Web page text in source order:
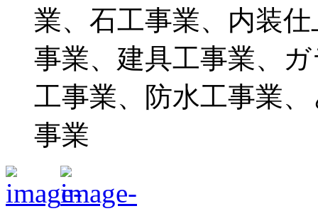
業、石工事業、内装
事業、建具工事業、
工事業、防水工事業
事業